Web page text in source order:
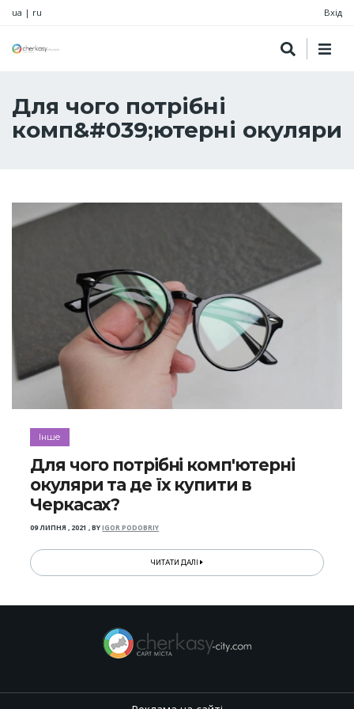
ua | ru Вхід
Для чого потрібні
комп&#039;ютерні окуляри
Інше
Для чого потрібні комп'ютерні
окуляри та де їх купити в
Черкасах?
09 ЛИПНЯ , 2021 ,BYIGOR PODOBRIY
ЧИТАТИ ДАЛІ